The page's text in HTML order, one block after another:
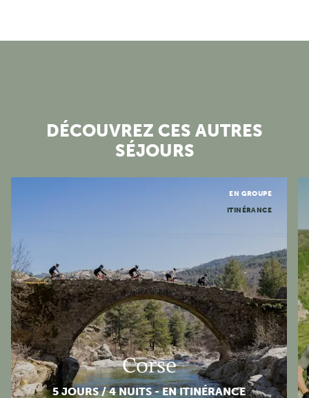
DÉCOUVREZ CES AUTRES
SÉJOURS
EN GROUPE
ITINÉRANCE
Corse
5 JOURS / 4 NUITS - EN ITINÉRANCE